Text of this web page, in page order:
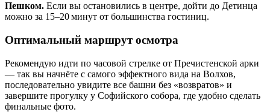
Пешком. Если вы остановились в центре, дойти до Детинца
можно за 15–20 минут от большинства гостиниц.
Оптимальный маршрут осмотра
Рекомендую идти по часовой стрелке от Пречистенской арки
— так вы начнёте с самого эффектного вида на Волхов,
последовательно увидите все башни без «возвратов» и
завершите прогулку у Софийского собора, где удобно сделать
финальные фото.